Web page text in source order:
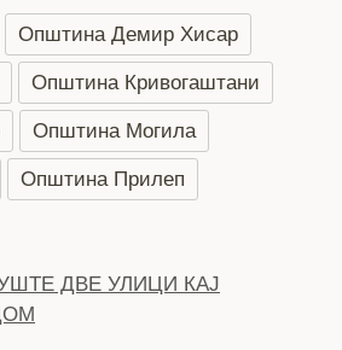
Општина Демир Хисар
Општина Кривогаштани
Општина Могила
Општина Прилеп
ДВЕ УЛИЦИ КАЈ
ВО ЦЕНТАРОТ НА ГРАДОТ